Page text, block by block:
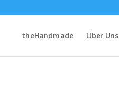
theHandmade Über Uns